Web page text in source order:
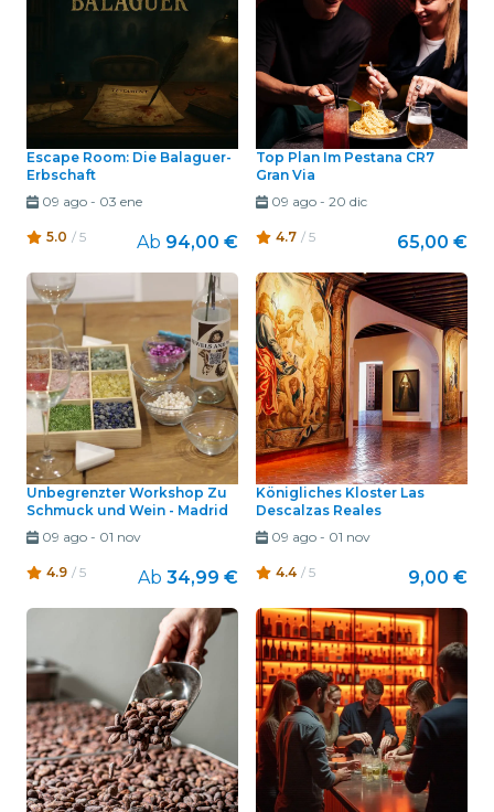
Escape Room: Die Balaguer-
Erbschaft
09 ago- 03 ene
5.0 / 5 Ab 94,00 €
Top Plan Im Pestana CR7
Gran Via
09 ago- 20 dic
4.7 / 5 65,00 €
Unbegrenzter Workshop Zu
Schmuck und Wein - Madrid
09 ago- 01 nov
4.9 / 5 Ab 34,99 €
Königliches Kloster Las
Descalzas Reales
09 ago- 01 nov
4.4 / 5 9,00 €